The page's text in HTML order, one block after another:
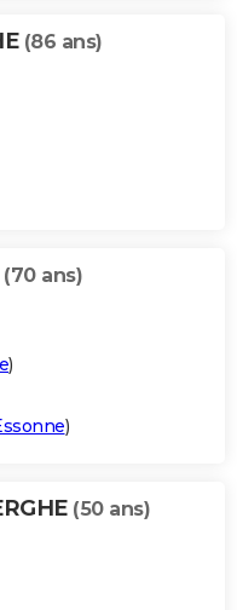
(86 ans)
(70 ans)
)
)
(50 ans)